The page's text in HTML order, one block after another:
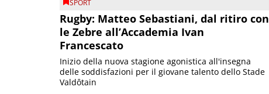
SPORT
Rugby: Matteo Sebastiani, dal ritiro con
le Zebre all’Accademia Ivan
Francescato
Inizio della nuova stagione agonistica all'insegna
delle soddisfazioni per il giovane talento dello Stade
Valdôtain